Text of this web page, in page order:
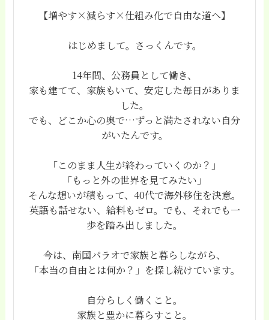
【増やす×減らす×仕組み化で自由な道へ】
はじめまして。さっくんです。
14年間、公務員として働き、
家も建てて、家族もいて、安定した毎日がありま
した。
でも、どこか心の奥で…ずっと満たされない自分
がいたんです。
「このまま人生が終わっていくのか？」
「もっと外の世界を見てみたい」
そんな想いが積もって、40代で海外移住を決意。
英語も話せない、給料もゼロ。でも、それでも一
歩を踏み出しました。
今は、南国パラオで家族と暮らしながら、
「本当の自由とは何か？」を探し続けています。
自分らしく働くこと。
家族と豊かに暮らすこと。